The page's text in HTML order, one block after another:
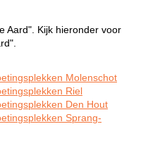
Aard". Kijk hieronder voor
Molenschot
Riel
Den Hout
Sprang-